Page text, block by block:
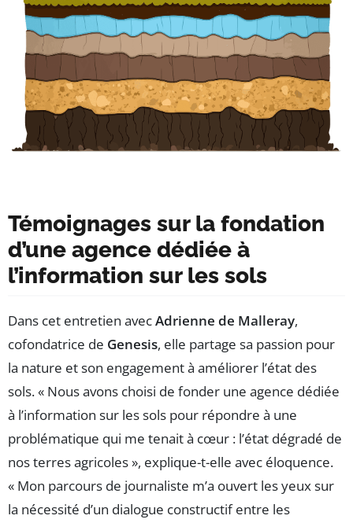
Témoignages sur la fondation
d’une agence dédiée à
l’information sur les sols
Dans cet entretien avecAdrienne de Malleray,
cofondatrice de Genesis, elle partage sa passion pour
la nature et son engagement à améliorer l’état des
sols. « Nous avons choisi de fonder une agence dédiée
à l’information sur les sols pour répondre à une
problématique qui me tenait à cœur : l’état dégradé de
nos terres agricoles », explique-t-elle avec éloquence.
« Mon parcours de journaliste m’a ouvert les yeux sur
la nécessité d’un dialogue constructif entre les